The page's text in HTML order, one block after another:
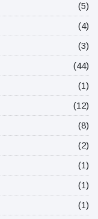
(5)
(4)
(3)
(44)
(1)
(12)
(8)
(2)
(1)
(1)
(1)